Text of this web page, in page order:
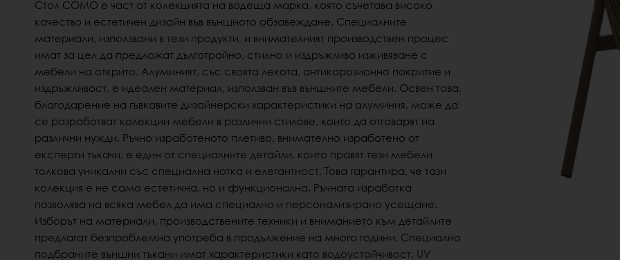
Стол COMO е част от колекцията на водеща марка, която съчетава високо
качество и естетичен дизайн във външното обзавеждане. Специалните
материали, използвани в тези продукти, и внимателният производствен процес
имат за цел да предложат дълготрайно, стилно и издръжливо изживяване с
мебели на открито. Алуминият, със своята лекота, антикорозионно покритие и
издръжливост, е идеален материал, използван във външните мебели. Освен това,
благодарение на гъвкавите дизайнерски характеристики на алуминия, може да
се разработват колекции мебели в различни стилове, които да отговарят на
различни нужди. Ръчно изработеното плетиво, внимателно изработено от
експерти тъкачи, е един от специалните детайли, които правят тези мебели
толкова уникални със специална нотка и елегантност. Това гарантира, че тази
колекция е не само естетична, но и функционална. Ръчната изработка
позволява на всяка мебел да има специално и персонализирано усещане.
Изборът на материали, производствените техники и вниманието към детайлите
предлагат безпроблемна употреба в продължение на много години. Специално
подбраните външни тъкани имат характеристики като водоустойчивост, UV